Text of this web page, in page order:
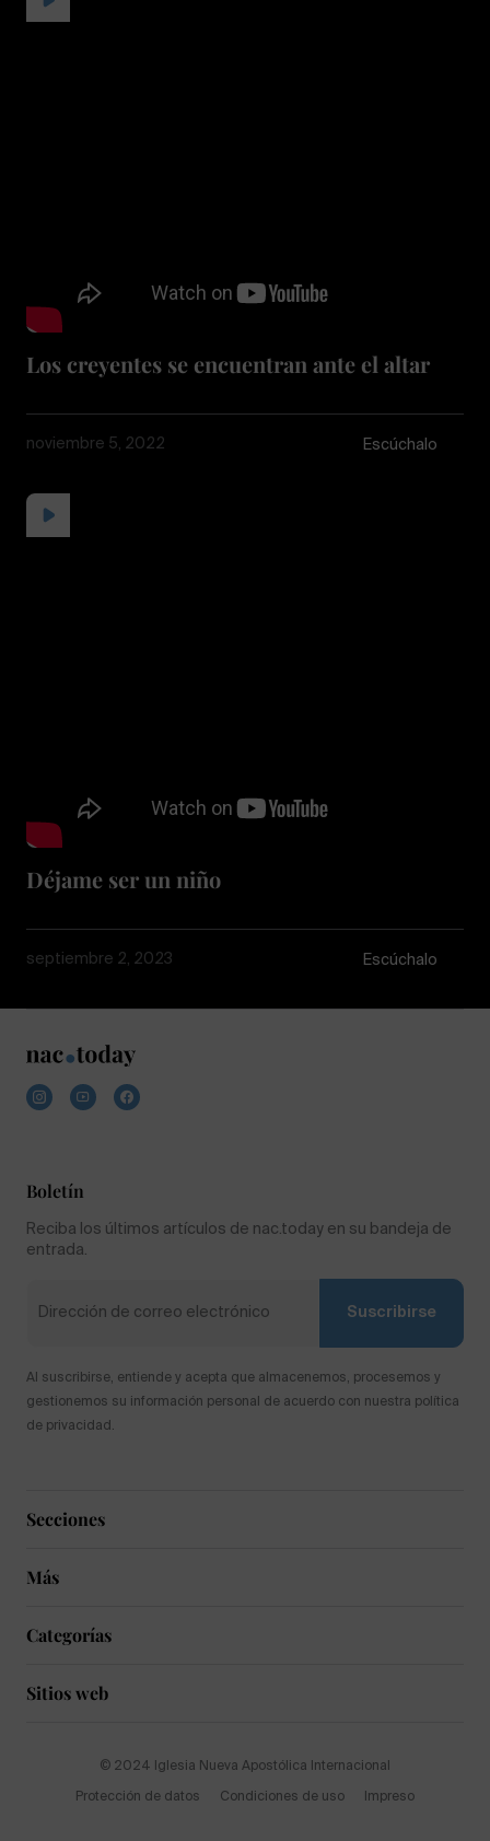
Los creyentes se encuentran ante el altar
noviembre 5, 2022 Escúchalo
Déjame ser un niño
septiembre 2, 2023 Escúchalo
Secciones
Más
Boletín
Reciba los últimos artículos de nac.today en su bandeja de
entrada.
Suscribirse
Al suscribirse, entiende y acepta que almacenemos, procesemos y
gestionemos su información personal de acuerdo con nuestra política
de privacidad.
Categorías
Sitios web
© 2024 Iglesia Nueva Apostólica Internacional
Protección de datos Condiciones de uso Impreso